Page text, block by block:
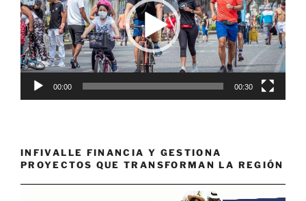
00:00 00:30
INFIVALLE FINANCIA Y GESTIONA
PROYECTOS QUE TRANSFORMAN LA REGIÓN